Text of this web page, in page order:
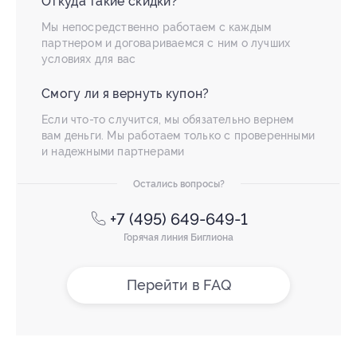
Мы непосредственно работаем с каждым
партнером и договариваемся с ним о лучших
условиях для вас
Смогу ли я вернуть купон?
Если что-то случится, мы обязательно вернем
вам деньги. Мы работаем только с проверенными
и надежными партнерами
Остались вопросы?
+7 (495) 649-649-1
Горячая линия Биглиона
Перейти в FAQ